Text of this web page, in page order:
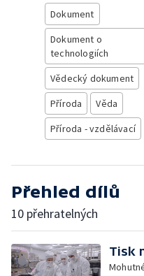
Dokument
Dokument o
technologiích
Vědecký dokument
Příroda
Věda
Příroda - vzdělávací
Přehled dílů
10 přehratelných
Tisk